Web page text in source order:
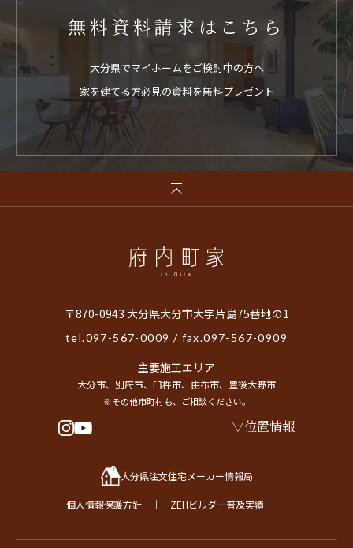
無料資料請求はこちら
大分県でマイホームをご検討中の方へ
家を建てる方必見の資料を無料プレゼント
〒870-0943 大分県大分市大字片島75番地の1
tel.097-567-0009 / fax.097-567-0909
主要施工エリア
大分市、別府市、臼杵市、由布市、豊後大野市
※その他市町村も、ご相談ください。
位置情報
大分県注文住宅メーカー情報局
個人情報保護方針 ｜ ZEHビルダー普及実績